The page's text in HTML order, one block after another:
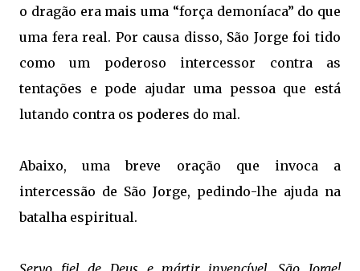
o dragão era mais uma “força demoníaca” do que
uma fera real. Por causa disso, São Jorge foi tido
como um poderoso intercessor contra as
tentações e pode ajudar uma pessoa que está
lutando contra os poderes do mal.
Abaixo, uma breve oração que invoca a
intercessão de São Jorge, pedindo-lhe ajuda na
batalha espiritual.